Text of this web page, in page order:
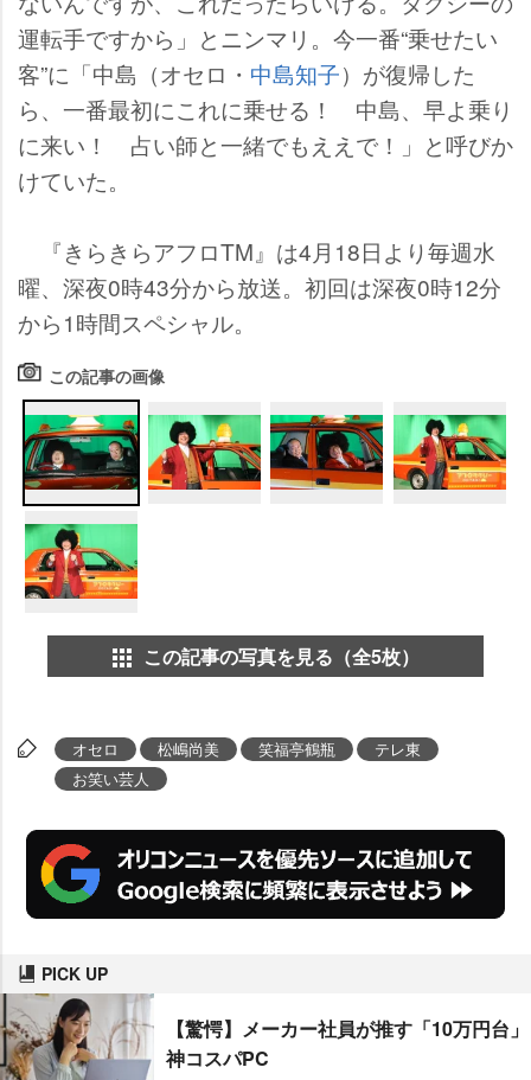
運転手ですから」とニンマリ。今一番“乗せたい
客”に「中島（オセロ・ 中島知子）が復帰した
ら、一番最初にこれに乗せる！ 中島、早よ乗り
に来い！ 占い師と一緒でもええで！」と呼びか
けていた。
『きらきらアフロTM』は4月18日より毎週水
曜、深夜0時43分から放送。初回は深夜0時12分
から1時間スペシャル。
この記事の画像
この記事の写真を見る（全5枚）
オセロ 松嶋尚美 笑福亭鶴瓶
テレ東
お笑い芸人
PICK UP
【驚愕】メーカー社員が推す「10万円台」
神コスパPC